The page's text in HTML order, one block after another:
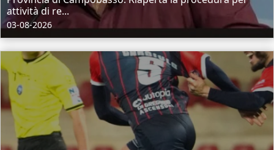
attività di re...
03-08-2026